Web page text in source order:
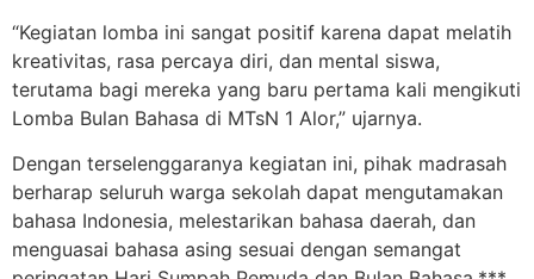
“Kegiatan lomba ini sangat positif karena dapat melatih
kreativitas, rasa percaya diri, dan mental siswa,
terutama bagi mereka yang baru pertama kali mengikuti
Lomba Bulan Bahasa di MTsN 1 Alor,” ujarnya.
Dengan terselenggaranya kegiatan ini, pihak madrasah
berharap seluruh warga sekolah dapat mengutamakan
bahasa Indonesia, melestarikan bahasa daerah, dan
menguasai bahasa asing sesuai dengan semangat